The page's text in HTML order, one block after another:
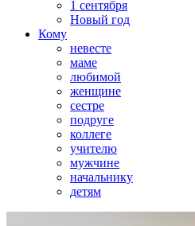
1 сентября
Новый год
Кому
невесте
маме
любимой
женщине
сестре
подруге
коллеге
учителю
мужчине
начальнику
детям